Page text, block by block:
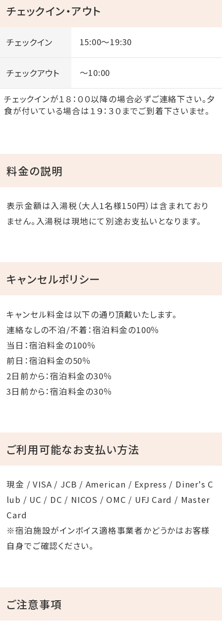
チェックイン・アウト
チェックイン 15:00～19:30
チェックアウト ～10:00
チェックインが１８：００以降の場合必ずご連絡下さい。夕
食が付いている場合は１９：３０までご到着下さいませ。
料金の説明
表示金額は入湯税（大人1名様150円）は含まれており
ません。入湯税は現地にて別途お支払いとなります。
キャンセルポリシー
キャンセル料金は以下の通り頂戴いたします。
連絡なしの不泊/不着：宿泊料金の100％
当日：宿泊料金の100％
前日：宿泊料金の50％
2日前から：宿泊料金の30％
3日前から：宿泊料金の30％
ご利用可能なお支払い方法
現金 / VISA / JCB / American / Express / Diner's C
lub / UC / DC / NICOS / OMC / UFJ Card / Master
Card
※宿泊施設がインボイス適格事業者かどうかはお客様
自身でご確認ください。
ご注意事項